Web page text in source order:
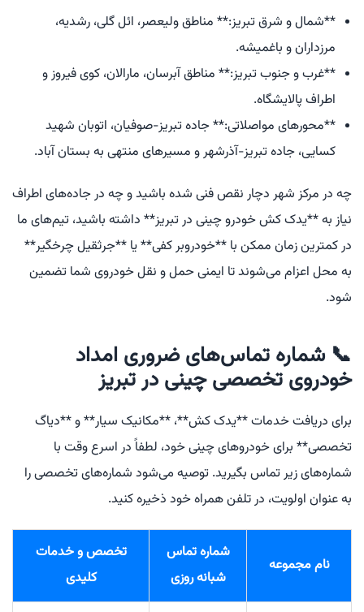
**شمال و شرق تبریز:** مناطق ولیعصر، ائل گلی، رشدیه،
مرزداران و باغمیشه.
**غرب و جنوب تبریز:** مناطق آبرسان، مارالان، کوی فیروز و
اطراف پالایشگاه.
**محورهای مواصلاتی:** جاده تبریز-صوفیان، اتوبان شهید
کسایی، جاده تبریز-آذرشهر و مسیرهای منتهی به بستان آباد.
چه در مرکز شهر دچار نقص فنی شده باشید و چه در جاده‌های اطراف
نیاز به **یدک کش خودرو چینی در تبریز** داشته باشید، تیم‌های ما
در کمترین زمان ممکن با **خودروبر کفی** یا **جرثقیل چرخگیر**
به محل اعزام می‌شوند تا ایمنی حمل و نقل خودروی شما تضمین
شود.
📞 شماره تماس‌های ضروری امداد
خودروی تخصصی چینی در تبریز
برای دریافت خدمات **یدک کش**، **مکانیک سیار** و **دیاگ
تخصصی** برای خودروهای چینی خود، لطفاً در اسرع وقت با
شماره‌های زیر تماس بگیرید. توصیه می‌شود شماره‌های تخصصی را
به عنوان اولویت، در تلفن همراه خود ذخیره کنید.
نام مجموعه
شماره تماس
شبانه روزی
تخصص و خدمات
کلیدی